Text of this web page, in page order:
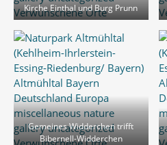
Kirche Einthal und Burg Prunn
Gemeines Widderchen trifft
Bibernell-Widderchen